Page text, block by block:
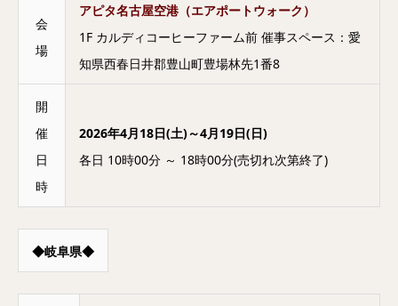
会
場
アピタ名古屋空港（エアポートウォーク）
1F カルディコーヒーファーム前 催事スペース：愛
知県西春日井郡豊山町豊場林先1番8
開
催
日
時
2026年4月18日(土)～4月19日(日)
各日 10時00分 ～ 18時00分(売切れ次第終了)
◆岐阜県◆